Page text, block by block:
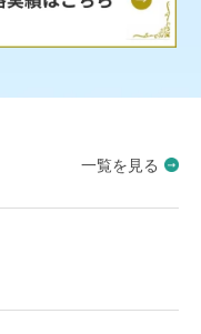
一覧を見る